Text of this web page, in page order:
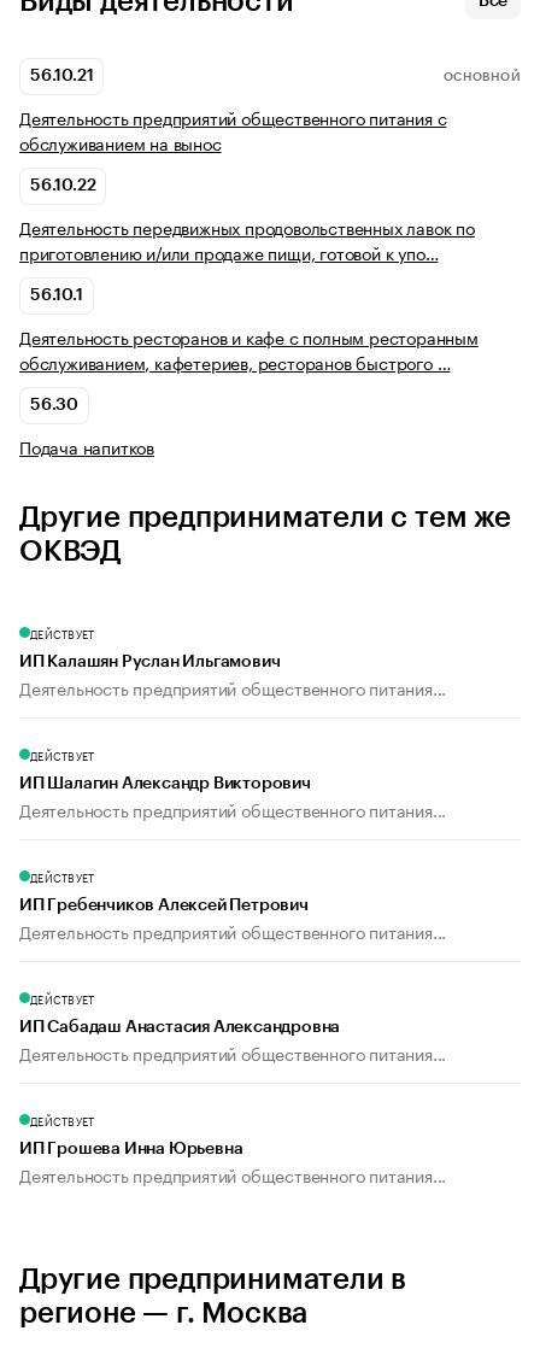
56.10.21 ОСНОВНОЙ
Деятельность предприятий общественного питания с
обслуживанием на вынос
56.10.22
Деятельность передвижных продовольственных лавок по
приготовлению и/или продаже пищи, готовой к упо…
56.10.1
Деятельность ресторанов и кафе с полным ресторанным
обслуживанием, кафетериев, ресторанов быстрого …
56.30
Подача напитков
Другие предприниматели с тем же
ОКВЭД
ДЕЙСТВУЕТ
ИП Калашян Руслан Ильгамович
Деятельность предприятий общественного питания...
ДЕЙСТВУЕТ
ИП Шалагин Александр Викторович
Деятельность предприятий общественного питания...
ДЕЙСТВУЕТ
ИП Гребенчиков Алексей Петрович
Деятельность предприятий общественного питания...
ДЕЙСТВУЕТ
ИП Сабадаш Анастасия Александровна
Деятельность предприятий общественного питания...
ДЕЙСТВУЕТ
ИП Грошева Инна Юрьевна
Деятельность предприятий общественного питания...
Другие предприниматели в
регионе — г. Москва